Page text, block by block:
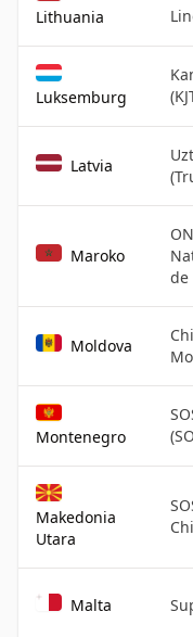
Lithuania
Luksemburg
Latvia
Maroko
de
Moldova
Montenegro
Makedonia
Utara
Malta